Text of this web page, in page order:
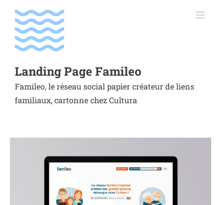
contenu
Landing Page Famileo
Famileo, le réseau social papier créateur de liens
familiaux, cartonne chez Cultura